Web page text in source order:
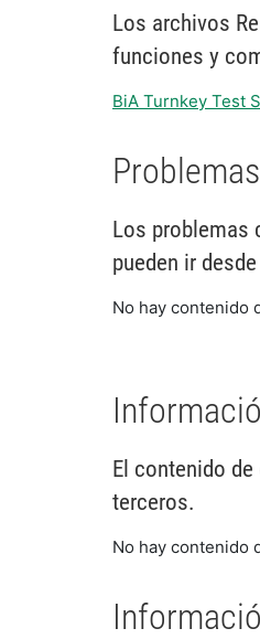
Los archivos
funciones y
BiA Turnkey Test
Los problemas
pueden ir
No hay contenido
El contenido
terceros.
No hay contenido